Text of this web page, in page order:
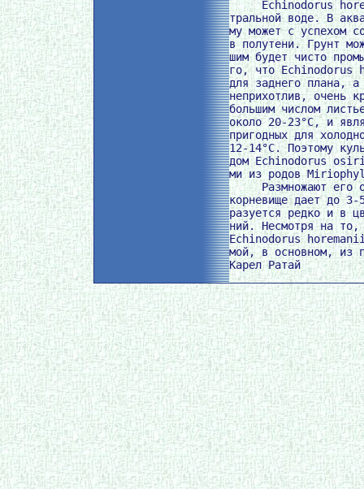
Echinodorus
тральной воде. В
му может с успехом
в полутени. Грунт
шим будет чисто
го, что Echinodorus
для заднего плана,
неприхотлив, очень
большим числом
около 20-23°C, и
пригодных для
12-14°C. Поэтому
дом Echinodorus
ми из родов
Размножают его
корневище дает до
разуется редко и в
ний. Несмотря на то,
Echinodorus
мой, в основном, из